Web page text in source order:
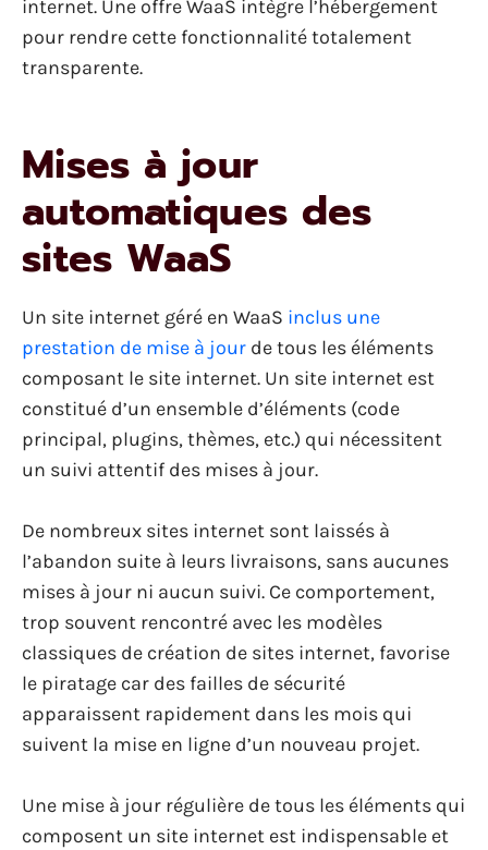
internet. Une offre WaaS intègre l’hébergement
pour rendre cette fonctionnalité totalement
transparente.
Mises à jour
automatiques des
sites WaaS
Un site internet géré en WaaS inclus une
prestation de mise à jour de tous les éléments
composant le site internet. Un site internet est
constitué d’un ensemble d’éléments (code
principal, plugins, thèmes, etc.) qui nécessitent
un suivi attentif des mises à jour.
De nombreux sites internet sont laissés à
l’abandon suite à leurs livraisons, sans aucunes
mises à jour ni aucun suivi. Ce comportement,
trop souvent rencontré avec les modèles
classiques de création de sites internet, favorise
le piratage car des failles de sécurité
apparaissent rapidement dans les mois qui
suivent la mise en ligne d’un nouveau projet.
Une mise à jour régulière de tous les éléments qui
composent un site internet est indispensable et